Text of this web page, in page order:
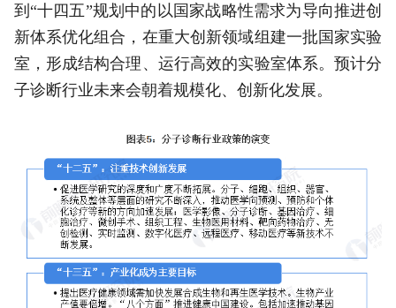
到“十四五”规划中的以国家战略性需求为导向推进创
新体系优化组合，在重大创新领域组建一批国家实验
室，形成结构合理、运行高效的实验室体系。预计分
子诊断行业未来会朝着规模化、创新化发展。